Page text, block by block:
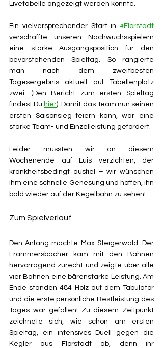
Livetabelle angezeigt werden konnte.
Ein vielversprechender Start in #Florstadt
verschaffte unseren Nachwuchsspielern
eine starke Ausgangsposition für den
bevorstehenden Spieltag. So rangierte
man nach dem zweitbesten
Tagesergebnis aktuell auf Tabellenplatz
zwei. (Den Bericht zum ersten Spieltag
findest Du hier). Damit das Team nun seinen
ersten Saisonsieg feiern kann, war eine
starke Team- und Einzelleistung gefordert.
Leider mussten wir an diesem
Wochenende auf Luis verzichten, der
krankheitsbedingt ausfiel – wir wünschen
ihm eine schnelle Genesung und hoffen, ihn
bald wieder auf der Kegelbahn zu sehen!
Zum Spielverlauf
Den Anfang machte Max Steigerwald. Der
Frammersbacher kam mit den Bahnen
hervorragend zurecht und zeigte über alle
vier Bahnen eine bärenstarke Leistung. Am
Ende standen 484 Holz auf dem Tabulator
und die erste persönliche Bestleistung des
Tages war gefallen! Zu diesem Zeitpunkt
zeichnete sich, wie schon am ersten
Spieltag, ein intensives Duell gegen die
Kegler aus Florstadt ab, denn ihr